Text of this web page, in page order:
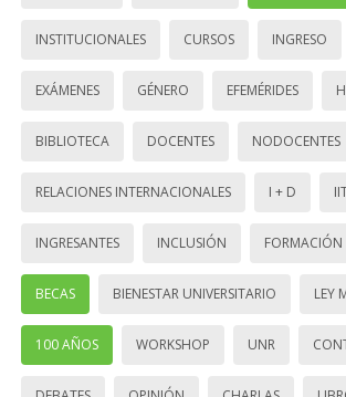
INSTITUCIONALES CURSOS INGRESO
EXÁMENES GÉNERO EFEMÉRIDES
BIBLIOTECA DOCENTES NODOCENTES
RELACIONES INTERNACIONALES I + D
INGRESANTES INCLUSIÓN FORMACIÓN
BECAS BIENESTAR UNIVERSITARIO LEY
100 AÑOS WORKSHOP UNR